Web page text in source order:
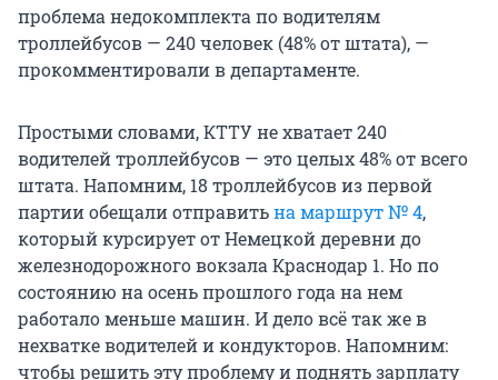
проблема недокомплекта по водителям
троллейбусов — 240 человек (48% от штата), —
прокомментировали в департаменте.
Простыми словами, КТТУ не хватает 240
водителей троллейбусов — это целых 48% от всего
штата. Напомним, 18 троллейбусов из первой
партии обещали отправитьна маршрут № 4,
который курсирует от Немецкой деревни до
железнодорожного вокзала Краснодар 1. Но по
состоянию на осень прошлого года на нем
работало меньше машин. И дело всё так же в
нехватке водителей и кондукторов. Напомним:
чтобы решить эту проблему и поднять зарплату